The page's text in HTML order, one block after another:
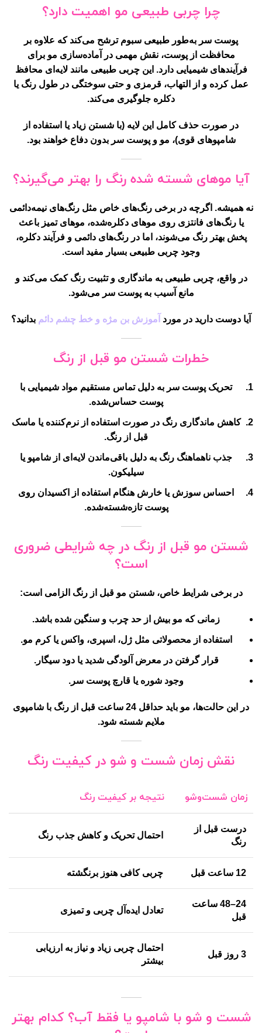
چرا چربی طبیعی مو اهمیت دارد؟
پوست سر به‌طور طبیعی سبوم ترشح می‌کند که علاوه بر
محافظت از پوست، نقش مهمی در آماده‌سازی مو برای
فرآیندهای شیمیایی دارد. این چربی طبیعی مانندلایه‌ای محافظ
عمل کرده و از التهاب، قرمزی و حتی سوختگی در طول رنگ یا
دکلره جلوگیری می‌کند.
در صورت حذف کامل این لایه (با شستن زیاد یا استفاده از
شامپوهای قوی)، مو و پوست سر بدون دفاع خواهند بود.
آیا موهای شسته شده رنگ را بهتر می‌گیرند؟
نه همیشه. اگرچه در برخی رنگ‌های خاص مثلرنگ‌های نیمه‌دائمی
یا رنگ‌های فانتزی روی موهای دکلره‌شده، موهای تمیز باعث
پخش بهتر رنگ می‌شوند، اما در رنگ‌های دائمی و فرآیند دکلره،
وجود چربی طبیعی بسیار مفید است.
در واقع،چربی طبیعی به ماندگاری و تثبیت رنگ کمک می‌کند و
مانع آسیب به پوست سر می‌شود.
آیا دوست دارید در مورد آموزش بن مژه و خط چشم دائم بدانید؟
خطرات شستن مو قبل از رنگ
تحریک پوست سر به دلیل تماس مستقیم مواد شیمیایی با
پوست حساس‌شده.
کاهش ماندگاری رنگ در صورت استفاده از نرم‌کننده یا ماسک
قبل از رنگ.
جذب ناهماهنگ رنگ به دلیل باقی‌ماندن لایه‌ای از شامپو یا
سیلیکون.
احساس سوزش یا خارش هنگام استفاده از اکسیدان روی
پوست تازه‌شسته‌شده.
شستن مو قبل از رنگ در چه شرایطی ضروری
است؟
در برخی شرایط خاص، شستن مو قبل از رنگ الزامی است:
زمانی که مو بیش از حد چرب و سنگین شده باشد.
استفاده از محصولاتی مثل ژل، اسپری، واکس یا کرم مو.
قرار گرفتن در معرض آلودگی شدید یا دود سیگار.
وجود شوره یا قارچ پوست سر.
در این حالت‌ها، مو باید حداقل 24 ساعت قبل از رنگ
با شامپوی
ملایم شسته شود.
نقش زمان شست و شو در کیفیت رنگ
زمان شست‌وشو نتیجه بر کیفیت رنگ
درست قبل از
رنگ
احتمال تحریک و کاهش جذب رنگ
12 ساعت قبل چربی کافی هنوز برنگشته
24–48 ساعت
قبل
تعادل ایده‌آل چربی و تمیزی
3 روز قبل
احتمال چربی زیاد و نیاز به ارزیابی
بیشتر
شست و شو با شامپو یا فقط آب؟ کدام بهتر